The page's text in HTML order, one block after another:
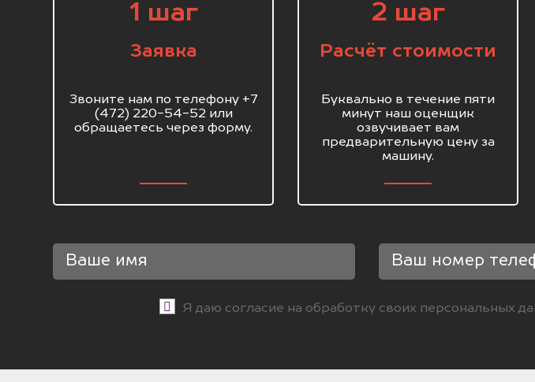
1 шаг
Заявка
Звоните нам по телефону +7
(472) 220-54-52 или
обращаетесь через форму.
2 шаг
Расчёт стоимости
Буквально в течение пяти
минут наш оценщик
озвучивает вам
предварительную цену за
машину.
Я даю согласие на обработку своих персональных